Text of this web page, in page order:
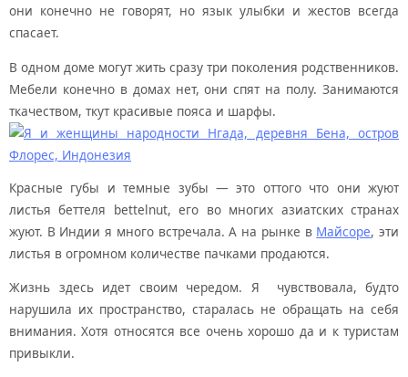
они конечно не говорят, но язык улыбки и жестов всегда
спасает.
В одном доме могут жить сразу три поколения родственников.
Мебели конечно в домах нет, они спят на полу. Занимаются
ткачеством, ткут красивые пояса и шарфы.
Красные губы и темные зубы — это оттого что они жуют
листья беттеля bettelnut, его во многих азиатских странах
жуют. В Индии я много встречала. А на рынке в Майсоре, эти
листья в огромном количестве пачками продаются.
Жизнь здесь идет своим чередом. Я чувствовала, будто
нарушила их пространство, старалась не обращать на себя
внимания. Хотя относятся все очень хорошо да и к туристам
привыкли.